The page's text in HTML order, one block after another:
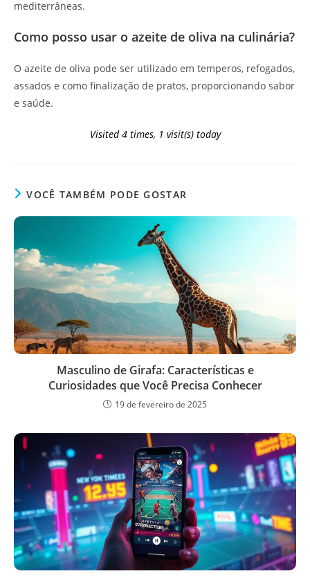
mediterrâneas.
Como posso usar o azeite de oliva na culinária?
O azeite de oliva pode ser utilizado em temperos, refogados,
assados e como finalização de pratos, proporcionando sabor
e saúde.
Visited 4 times, 1 visit(s) today
VOCÊ TAMBÉM PODE GOSTAR
Masculino de Girafa: Características e
Curiosidades que Você Precisa Conhecer
19 de fevereiro de 2025